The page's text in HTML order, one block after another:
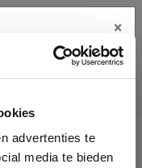
advertenties te
media te bieden
×